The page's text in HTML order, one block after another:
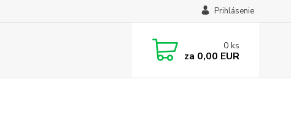
Prihlásenie
0 ks
za 0,00 EUR